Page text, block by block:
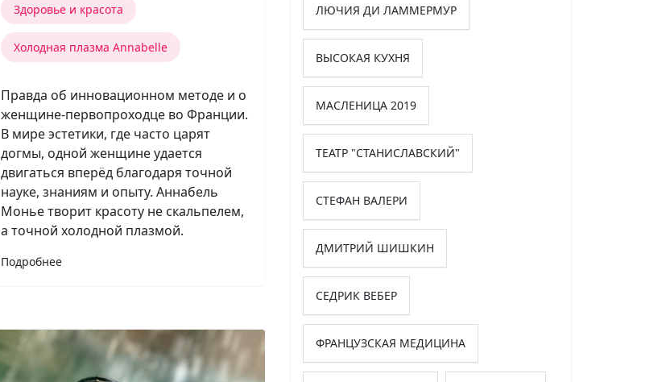
Здоровье и красота
Холодная плазма Annabelle
Правда об инновационном методе и о
женщине-первопроходце во Франции.
В мире эстетики, где часто царят
догмы, одной женщине удается
двигаться вперёд благодаря точной
науке, знаниям и опыту. Аннабель
Монье творит красоту не скальпелем,
а точной холодной плазмой.
Подробнее
ЛЮЧИЯ ДИ ЛАММЕРМУР
ВЫСОКАЯ КУХНЯ
МАСЛЕНИЦА 2019
ТЕАТР "СТАНИСЛАВСКИЙ"
СТЕФАН ВАЛЕРИ
ДМИТРИЙ ШИШКИН
СЕДРИК ВЕБЕР
ФРАНЦУЗСКАЯ МЕДИЦИНА